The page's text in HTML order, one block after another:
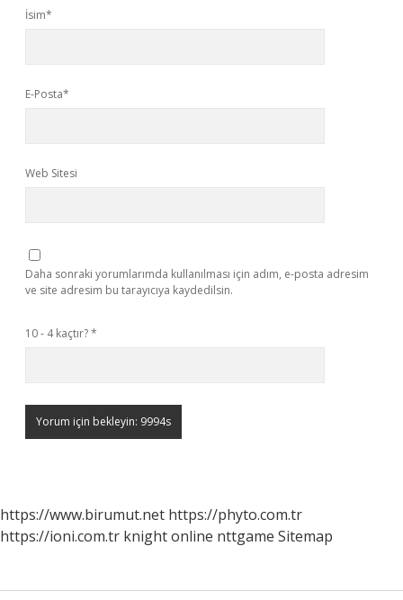
İsim*
E-Posta*
Web Sitesi
Daha sonraki yorumlarımda kullanılması için adım, e-posta adresim
ve site adresim bu tarayıcıya kaydedilsin.
10 - 4 kaçtır?*
https://www.birumut.net https://phyto.com.tr
https://ioni.com.tr knight online nttgame Sitemap